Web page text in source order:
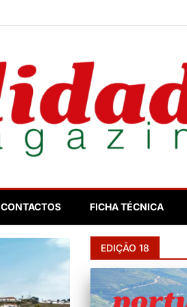
CONTACTOS FICHA TÉCNICA
EDIÇÃO 18